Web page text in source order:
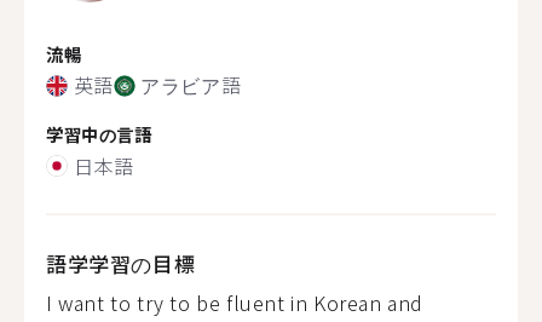
流暢
英語 アラビア語
学習中の言語
日本語
語学学習の目標
I want to try to be fluent in Korean and